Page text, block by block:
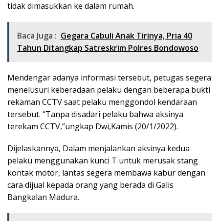
tidak dimasukkan ke dalam rumah.
Baca Juga : Gegara Cabuli Anak Tirinya, Pria 40
Tahun Ditangkap Satreskrim Polres Bondowoso
Mendengar adanya informasi tersebut, petugas segera
menelusuri keberadaan pelaku dengan beberapa bukti
rekaman CCTV saat pelaku menggondol kendaraan
tersebut. “Tanpa disadari pelaku bahwa aksinya
terekam CCTV,”ungkap Dwi,Kamis (20/1/2022).
Dijelaskannya, Dalam menjalankan aksinya kedua
pelaku menggunakan kunci T untuk merusak stang
kontak motor, lantas segera membawa kabur dengan
cara dijual kepada orang yang berada di Galis
Bangkalan Madura.